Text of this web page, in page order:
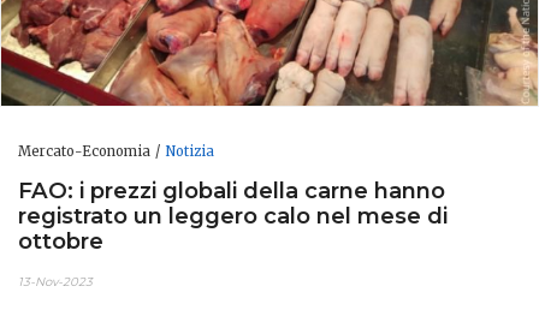
Mercato-Economia Notizia
FAO: i prezzi globali della carne hanno
registrato un leggero calo nel mese di
ottobre
13-Nov-2023